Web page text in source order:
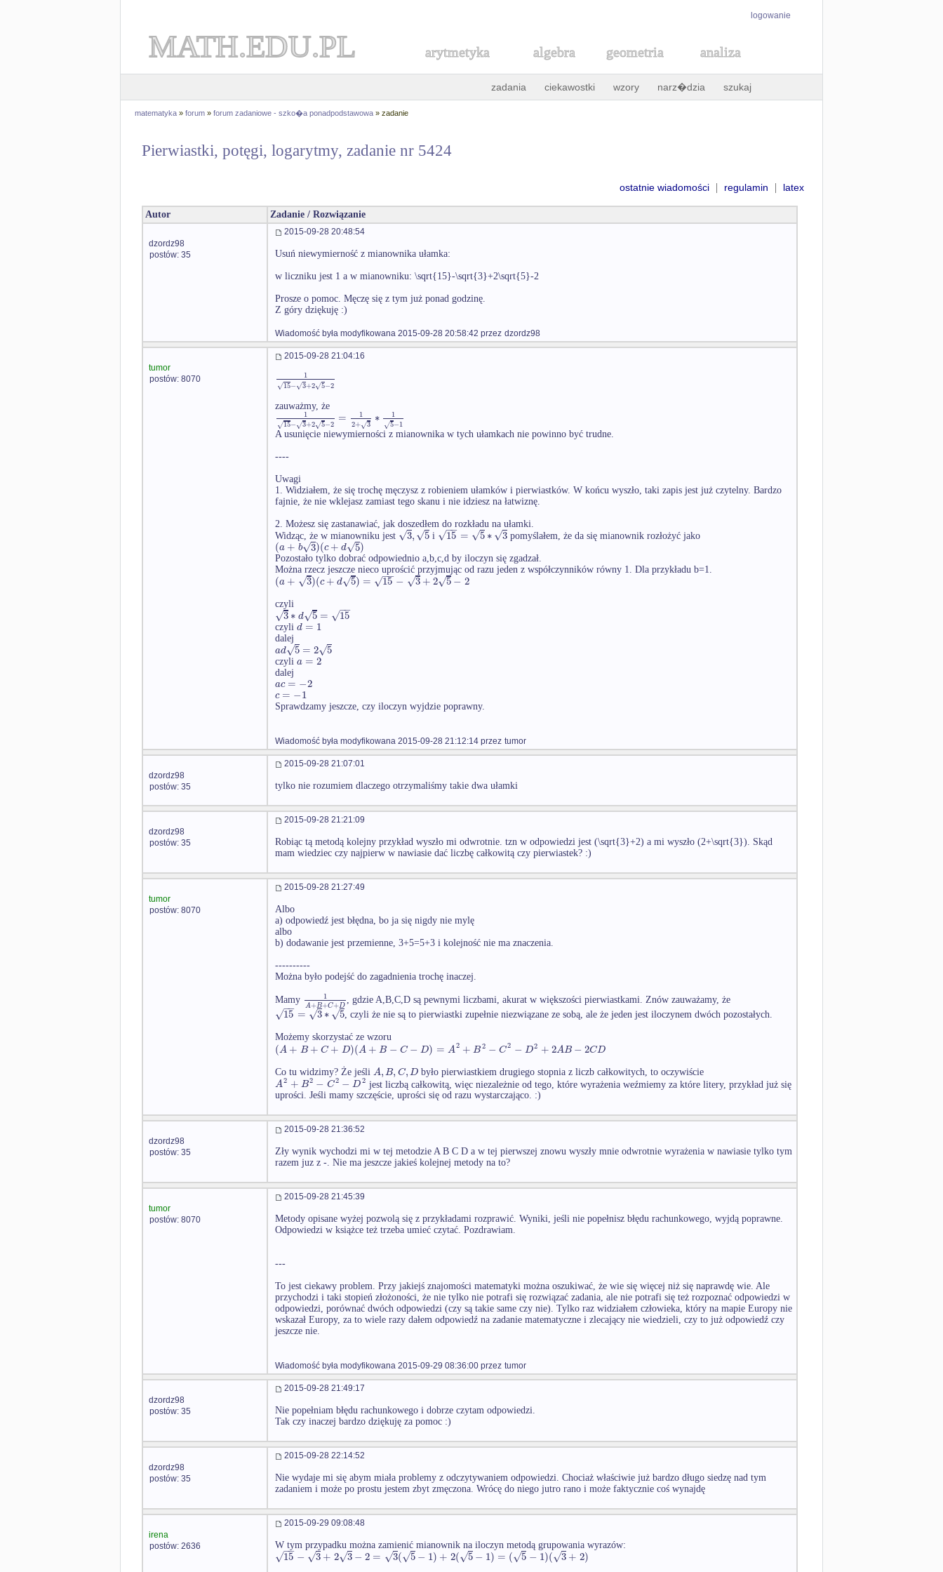
logowanie
MATH.EDU.PL arytmetyka algebra geometria analiza
zadania ciekawostki wzory narz�dzia szukaj
matematyka » forum » forum zadaniowe - szko�a ponadpodstawowa » zadanie
Pierwiastki, potęgi, logarytmy, zadanie nr 5424
ostatnie wiadomości | regulamin | latex
Autor Zadanie / Rozwiązanie
dzordz98
postów: 35
2015-09-28 20:48:54
Usuń niewymierność z mianownika ułamka:
w liczniku jest 1 a w mianowniku: \sqrt{15}-\sqrt{3}+2\sqrt{5}-2
Prosze o pomoc. Męczę się z tym już ponad godzinę.
Z góry dziękuję :)
Wiadomość była modyfikowana 2015-09-28 20:58:42 przez dzordz98
tumor
postów: 8070
2015-09-28 21:04:16
1
15
√ − 3
√ +2 5
√ −2
zauważmy, że
1
15
√ − 3
√ +2 5
√ −2 =
1
2+ 3
√ ∗
1
5
√ −1
A usunięcie niewymierności z mianownika w tych ułamkach nie powinno być trudne.
----
Uwagi
1. Widziałem, że się trochę męczysz z robieniem ułamków i pierwiastków. W końcu wyszło, taki zapis jest już czytelny. Bardzo
fajnie, że nie wklejasz zamiast tego skanu i nie idziesz na łatwiznę.
2. Możesz się zastanawiać, jak doszedłem do rozkładu na ułamki.
Widząc, że w mianowniku jest
3
√ , 5
√ i 15
−−
√ = 5
√ ∗ 3
√ pomyślałem, że da się mianownik rozłożyć jako
(a+ b 3
√ )(c +d 5
√ )
Pozostało tylko dobrać odpowiednio a,b,c,d by iloczyn się zgadzał.
Można rzecz jeszcze nieco uprościć przyjmując od razu jeden z współczynników równy 1. Dla przykładu b=1.
(a+ 3
√ )(c +d 5
√ ) = 15
−−
√ − 3
√ +2 5
√ − 2
czyli
3
√ ∗d 5
√ = 15
−−
√
czyli d = 1
dalej
ad 5
√ = 2 5
√
czyli a = 2
dalej
ac = −2
c = −1
Sprawdzamy jeszcze, czy iloczyn wyjdzie poprawny.
Wiadomość była modyfikowana 2015-09-28 21:12:14 przez tumor
dzordz98
postów: 35
2015-09-28 21:07:01
tylko nie rozumiem dlaczego otrzymaliśmy takie dwa ułamki
dzordz98
postów: 35
2015-09-28 21:21:09
Robiąc tą metodą kolejny przykład wyszło mi odwrotnie. tzn w odpowiedzi jest (\sqrt{3}+2) a mi wyszło (2+\sqrt{3}). Skąd
mam wiedziec czy najpierw w nawiasie dać liczbę całkowitą czy pierwiastek? :)
tumor
postów: 8070
2015-09-28 21:27:49
Albo
a) odpowiedź jest błędna, bo ja się nigdy nie mylę
albo
b) dodawanie jest przemienne, 3+5=5+3 i kolejność nie ma znaczenia.
----------
Można było podejść do zagadnienia trochę inaczej.
Mamy 1
A+B+C+D
, gdzie A,B,C,D są pewnymi liczbami, akurat w większości pierwiastkami. Znów zauważamy, że
15
−−
√ = 3
√ ∗ 5
√ , czyli że nie są to pierwiastki zupełnie niezwiązane ze sobą, ale że jeden jest iloczynem dwóch pozostałych.
Możemy skorzystać ze wzoru
(A+ B +C+ D)(A + B − C− D) = A2 + B2 − C2 − D2 +2AB − 2CD
Co tu widzimy? Że jeśli A,B,C,D było pierwiastkiem drugiego stopnia z liczb całkowitych, to oczywiście
A2 +B2 − C2 − D2 jest liczbą całkowitą, więc niezależnie od tego, które wyrażenia weźmiemy za które litery, przykład już się
uprości. Jeśli mamy szczęście, uprości się od razu wystarczająco. :)
dzordz98
postów: 35
2015-09-28 21:36:52
Zły wynik wychodzi mi w tej metodzie A B C D a w tej pierwszej znowu wyszły mnie odwrotnie wyrażenia w nawiasie tylko tym
razem juz z -. Nie ma jeszcze jakieś kolejnej metody na to?
tumor
postów: 8070
2015-09-28 21:45:39
Metody opisane wyżej pozwolą się z przykładami rozprawić. Wyniki, jeśli nie popełnisz błędu rachunkowego, wyjdą poprawne.
Odpowiedzi w książce też trzeba umieć czytać. Pozdrawiam.
---
To jest ciekawy problem. Przy jakiejś znajomości matematyki można oszukiwać, że wie się więcej niż się naprawdę wie. Ale
przychodzi i taki stopień złożoności, że nie tylko nie potrafi się rozwiązać zadania, ale nie potrafi się też rozpoznać odpowiedzi w
odpowiedzi, porównać dwóch odpowiedzi (czy są takie same czy nie). Tylko raz widziałem człowieka, który na mapie Europy nie
wskazał Europy, za to wiele razy dałem odpowiedź na zadanie matematyczne i zlecający nie wiedzieli, czy to już odpowiedź czy
jeszcze nie.
Wiadomość była modyfikowana 2015-09-29 08:36:00 przez tumor
dzordz98
postów: 35
2015-09-28 21:49:17
Nie popełniam błędu rachunkowego i dobrze czytam odpowiedzi.
Tak czy inaczej bardzo dziękuję za pomoc :)
dzordz98
postów: 35
2015-09-28 22:14:52
Nie wydaje mi się abym miała problemy z odczytywaniem odpowiedzi. Chociaż właściwie już bardzo długo siedzę nad tym
zadaniem i może po prostu jestem zbyt zmęczona. Wrócę do niego jutro rano i może faktycznie coś wynajdę
irena
postów: 2636
2015-09-29 09:08:48
W tym przypadku można zamienić mianownik na iloczyn metodą grupowania wyrazów:
15
−−
√ − 3
√ + 2 3
√ − 2 = 3
√ ( 5
√ − 1) + 2( 5
√ − 1) = ( 5
√ − 1)( 3
√ + 2)